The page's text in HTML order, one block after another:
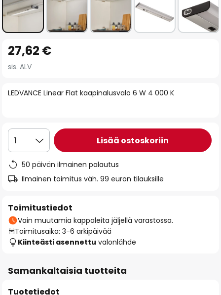
to
the
of
gallery
LEDVANCE Linear Flat kaapinalusvalo 6 W 4 000 K
27,62 €
sis. ALV
1 Lisää ostoskoriin
50 päivän ilmainen palautus
Ilmainen toimitus väh. 99 euron tilauksille
Toimitustiedot
Vain muutamia kappaleita jäljellä varastossa.
Toimitusaika: 3-6 arkipäivää
Kiinteästi asennettu valonlähde
Samankaltaisia tuotteita
Tuotetiedot